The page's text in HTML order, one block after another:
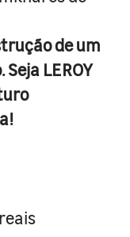
de um
LEROY